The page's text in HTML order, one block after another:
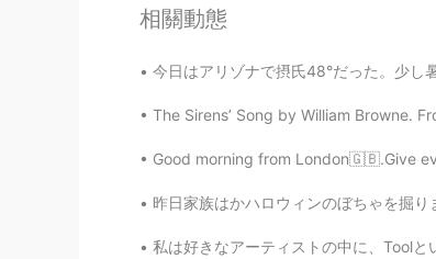
CN
Good
Yuta
EN
Laughing
相關動態
今日はアリゾナで摂氏48°だった。少し暑いね？
The Sirens’ Song by William Browne.
Good morning from London🇬🇧.Give
昨日家族はかハロウィンのぼちゃを掘りました。秋でする楽しいことです
私は好きなアーティストの中に、Toolというバンドがあります。彼らの